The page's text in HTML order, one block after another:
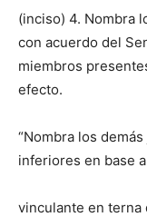
(inciso) 4. Nombra
con acuerdo del
miembros
efecto.
“Nombra los
inferiores en base
vinculante en terna